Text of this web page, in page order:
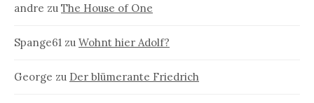
andre zu The House of One
Spange61 zu Wohnt hier Adolf?
George zu Der blümerante Friedrich